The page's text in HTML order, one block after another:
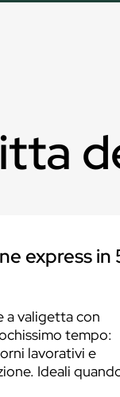
express in
a valigetta con
tempo:
lavorativi e
Ideali